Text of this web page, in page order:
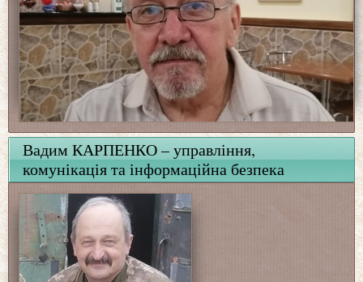
Вадим КАРПЕНКО – управління,
комунікація та інформаційна безпека